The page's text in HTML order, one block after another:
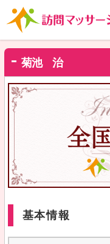
菊池 治
基本情報